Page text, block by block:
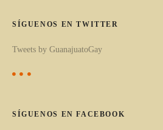
c
t
e
o
SÍGUENOS EN TWITTER
Tweets by GuanajuatoGay
SÍGUENOS EN FACEBOOK